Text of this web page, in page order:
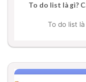
To do list là gì?
To do list